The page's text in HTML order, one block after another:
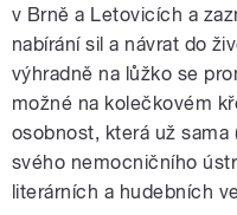
v Brně a Letovicích a
nabírání sil a návrat do
výhradně na lůžko se
možné na kolečkovém
osobnost, která už sama
svého nemocničního
literárních a hudebních